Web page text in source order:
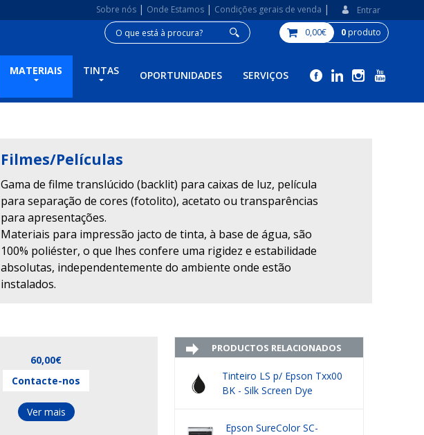
Sobre nós | Onde Estamos | Condições gerais de venda |
Entrar
0,00€
0 produto
MATERIAIS TINTAS OPORTUNIDADES SERVIÇOS
Filmes/Películas
Gama de filme translúcido (backlit) para caixas de luz, película
para separação de cores (fotolito), acetato ou transparências
para apresentações.
Materiais para impressão jacto de tinta, à base de água, são
100% poliéster, o que lhes confere uma rigidez e estabilidade
absolutas, independentemente do ambiente onde estão
instalados.
60,00€
Contacte-nos
Ver mais
PRODUCTOS RELACIONADOS
Tinteiro LS p/ Epson Txx00
BK - Silk Screen Dye
Epson SureColor SC-